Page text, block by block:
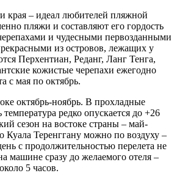
края – идеал любителей пляжной
пляжи и составляют его гордость
и чудесными первозданными
из островов, лежащих у
Перхентиан, Реданг, Ланг Тенга,
кожистые черепахи ежегодно
с мая по октябрь.
октябрь-ноябрь. В прохладные
редко опускается до +26
сезон на востоке страны – май-
Куала Теренггану можно по воздуху –
с продолжительностью перелета не
машине сразу до желаемого отеля –
5 часов.